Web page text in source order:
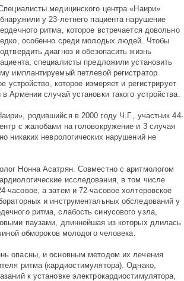
медицинского центра «Наири»
у 23-летнего пациента нарушение
ритма, которое встречается довольно
особенно среди молодых людей. Чтобы
диагноз и обезопасить жизнь
специалисты предложили установить
имплантируемый петлевой регистратор
которое измеряет и регистрирует
Армении случай установки такого устройства.
родившийся в 2000 году Ч.Г., участник 44-
с жалобами на головокружение и 3 случая
никаких неврологических нарушений не
Нонна Асатрян. Совместно с аритмологом
исследования, в том числе
а затем и 72-часовое холтеровское
и инструментальных обследований у
ритма, слабость синусового узла,
паузами, длиннейшая из которых длилась
обмороков молодого человека.
опасны, и основным методом их лечения
ритма (кардиостимулятора). Однако,
к установке электрокардиостимулятора,